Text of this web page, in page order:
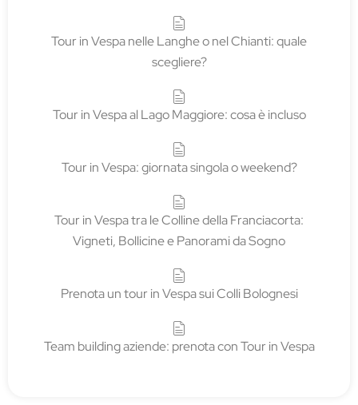
Tour in Vespa nelle Langhe o nel Chianti: quale
scegliere?
Tour in Vespa al Lago Maggiore: cosa è incluso
Tour in Vespa: giornata singola o weekend?
Tour in Vespa tra le Colline della Franciacorta:
Vigneti, Bollicine e Panorami da Sogno
Prenota un tour in Vespa sui Colli Bolognesi
Team building aziende: prenota con Tour in Vespa